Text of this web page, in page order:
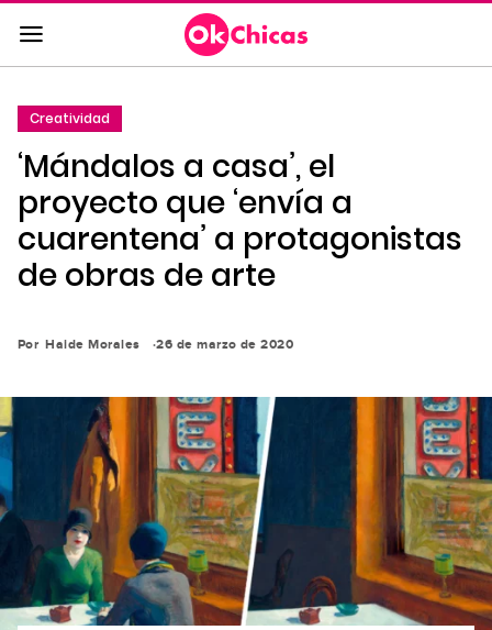
Saltar
al
contenido
la
navegación
principal
Creatividad
‘Mándalos a casa’, el
proyecto que ‘envía a
cuarentena’ a protagonistas
de obras de arte
Por Haide Morales 26 de marzo de 2020